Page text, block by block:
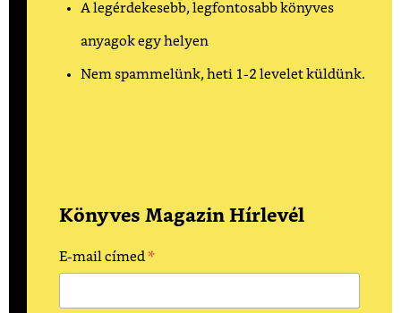
A legérdekesebb, legfontosabb könyves
anyagok egy helyen
Nem spammelünk, heti 1-2 levelet küldünk.
Könyves Magazin Hírlevél
E-mail címed *